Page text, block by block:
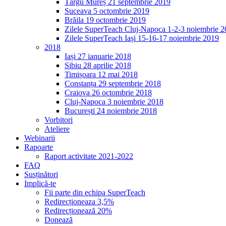
Târgu Mureș 21 septembrie 2019
Suceava 5 octombrie 2019
Brăila 19 octombrie 2019
Zilele SuperTeach Cluj-Napoca 1-2-3 noiembrie
Zilele SuperTeach Iași 15-16-17 noiembrie 2019
2018
Iași 27 ianuarie 2018
Sibiu 28 aprilie 2018
Timișoara 12 mai 2018
Constanța 29 septembrie 2018
Craiova 26 octombrie 2018
Cluj-Napoca 3 noiembrie 2018
București 24 noiembrie 2018
Vorbitori
Ateliere
Webinarii
Rapoarte
Raport activitate 2021-2022
FAQ
Susținători
Implică-te
Fii parte din echipa SuperTeach
Redirecționeaza 3,5%
Redirecționează 20%
Donează